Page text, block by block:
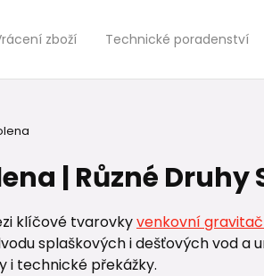
zboží Technické poradenství
| Různé Druhy
klíčové tvarovkyvenkovní
splaškových i dešťových vod a
i technické překážky.